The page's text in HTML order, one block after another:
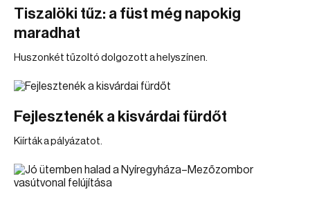
Tiszalöki tűz: a füst még napokig
maradhat
Huszonkét tűzoltó dolgozott a helyszínen.
Fejlesztenék a kisvárdai fürdőt
Kiírták a pályázatot.